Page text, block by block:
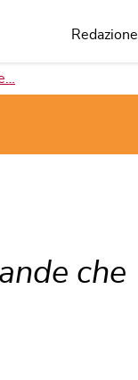
Redazione
che